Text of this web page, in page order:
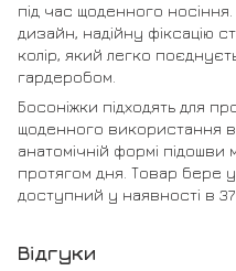
під час щоденного
дизайн, надійну фіксацію
колір, який легко
гардеробом.
Босоніжки підходять для
щоденного використання в
анатомічній формі
протягом дня. Товар бере
доступний у наявності в 37
Відгуки